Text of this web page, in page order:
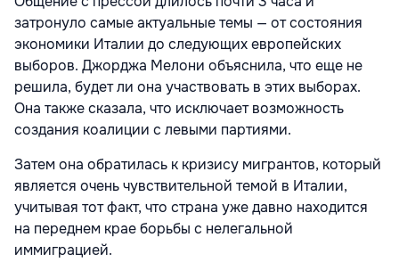
затронуло самые актуальные темы — от состояния
экономики Италии до следующих европейских
выборов. Джорджа Мелони объяснила, что еще не
решила, будет ли она участвовать в этих выборах.
Она также сказала, что исключает возможность
создания коалиции с левыми партиями.
Затем она обратилась к кризису мигрантов, который
является очень чувствительной темой в Италии,
учитывая тот факт, что страна уже давно находится
на переднем крае борьбы с нелегальной
иммиграцией.